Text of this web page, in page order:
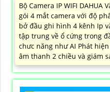
Bộ Camera IP WIFI DAHUA
gói 4 mắt camera với độ
bở đầu ghi hình 4 kênh Ip
tập trung về ổ cứng trong
chưc năng như AI Phát
âm thanh 2 chiều và giám